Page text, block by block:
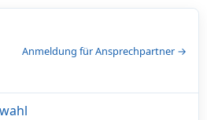
Anmeldung für Ansprechpartner →